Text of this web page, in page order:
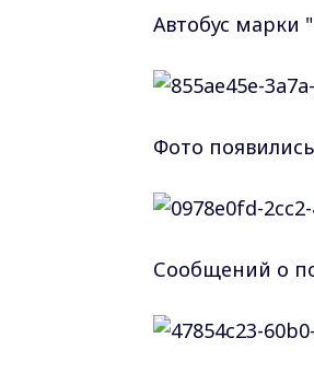
Автобус марки
Фото
Сообщений о